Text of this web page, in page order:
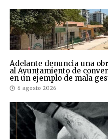
Adelante denuncia una
al Ayuntamiento de
en un ejemplo de mala
6 agosto 2026